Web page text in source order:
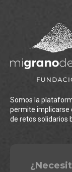
Somos la
permite implicarse
de retos solidarios